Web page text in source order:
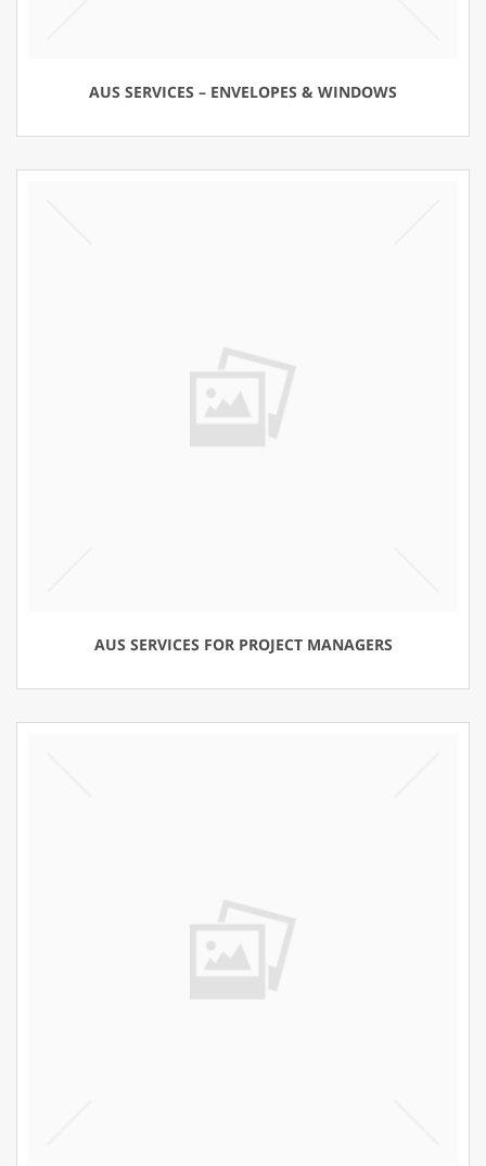
AUS SERVICES – ENVELOPES & WINDOWS
AUS SERVICES FOR PROJECT MANAGERS